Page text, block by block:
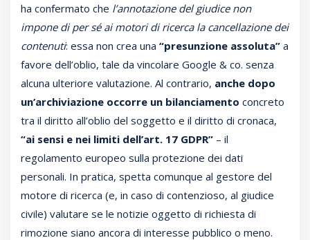
ha confermato che l’annotazione del giudice non
impone di per sé ai motori di ricerca la cancellazione dei
contenuti: essa non crea una “presunzione assoluta” a
favore dell’oblio, tale da vincolare Google & co. senza
alcuna ulteriore valutazione. Al contrario, anche dopo
un’archiviazione occorre un bilanciamento concreto
tra il diritto all’oblio del soggetto e il diritto di cronaca,
“ai sensi e nei limiti dell’art. 17 GDPR” – il
regolamento europeo sulla protezione dei dati
personali. In pratica, spetta comunque al gestore del
motore di ricerca (e, in caso di contenzioso, al giudice
civile) valutare se le notizie oggetto di richiesta di
rimozione siano ancora di interesse pubblico o meno.